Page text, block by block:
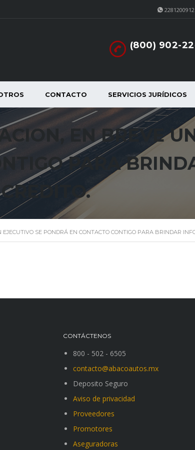
2281200912
(800) 902-
CONTACTO SERVICIOS JURÍDICOS
EN BREVE
PARA
SE PONDRÁ EN CONTACTO CONTIGO PARA BRINDAR
CONTÁCTENOS
800 - 502 - 6505
contacto@abacoautos.mx
Deposito Seguro
Aviso de privacidad
Proveedores
Promotores
Aseguradoras